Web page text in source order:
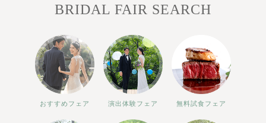
BRIDAL FAIR SEARCH
おすすめフェア 演出体験フェア 無料試食フェア